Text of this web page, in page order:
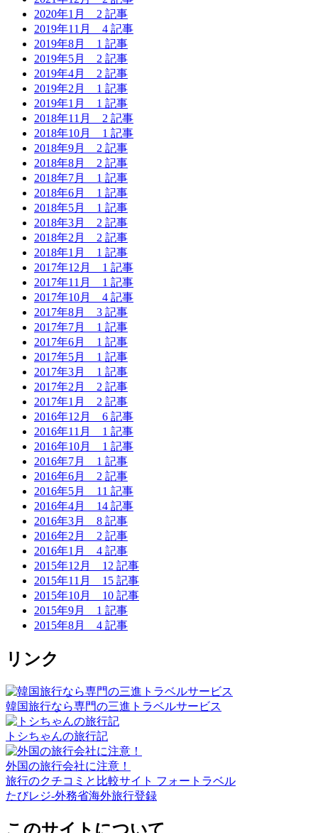
2020年1月 2 記事
2019年11月 4 記事
2019年8月 1 記事
2019年5月 2 記事
2019年4月 2 記事
2019年2月 1 記事
2019年1月 1 記事
2018年11月 2 記事
2018年10月 1 記事
2018年9月 2 記事
2018年8月 2 記事
2018年7月 1 記事
2018年6月 1 記事
2018年5月 1 記事
2018年3月 2 記事
2018年2月 2 記事
2018年1月 1 記事
2017年12月 1 記事
2017年11月 1 記事
2017年10月 4 記事
2017年8月 3 記事
2017年7月 1 記事
2017年6月 1 記事
2017年5月 1 記事
2017年3月 1 記事
2017年2月 2 記事
2017年1月 2 記事
2016年12月 6 記事
2016年11月 1 記事
2016年10月 1 記事
2016年7月 1 記事
2016年6月 2 記事
2016年5月 11 記事
2016年4月 14 記事
2016年3月 8 記事
2016年2月 2 記事
2016年1月 4 記事
2015年12月 12 記事
2015年11月 15 記事
2015年10月 10 記事
2015年9月 1 記事
2015年8月 4 記事
リンク
韓国旅行なら専門の三進トラベルサービス
トシちゃんの旅行記
外国の旅行会社に注意！
旅行のクチコミと比較サイト フォートラベル
たびレジ-外務省海外旅行登録